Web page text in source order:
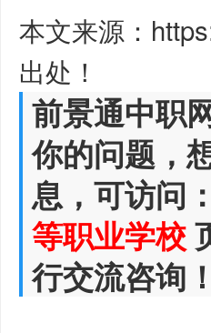
本文来源：
出处！
前景通中职
你的问题，
息，可访问
等职业学校
行交流咨询！